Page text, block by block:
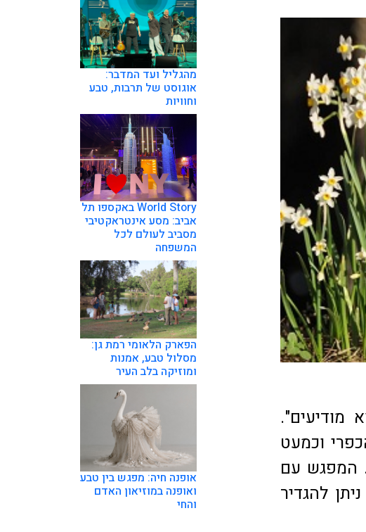
מודיעים".
וכמעט
המפגש עם
להגדיר
מהגליל ועד המדבר:
אוגוסט של תרבות, טבע
וחוויות
World Story באקספו תל
אביב: מסע אינטראקטיבי
מסביב לעולם לכל
המשפחה
הפארק הלאומי רמת גן:
מסלול טבע, אמנות
ומוזיקה בלב העיר
אופנה חיה: מפגש בין טבע
ואופנה במוזיאון האדם
והחי